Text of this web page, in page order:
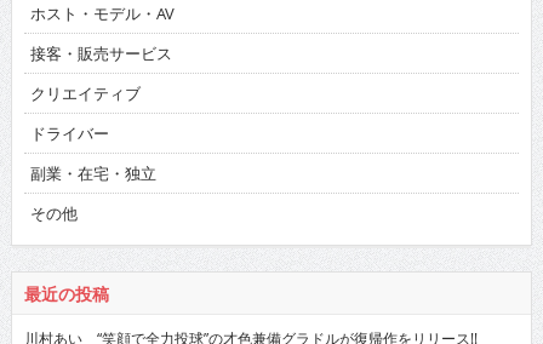
ホスト・モデル・AV
接客・販売サービス
クリエイティブ
ドライバー
副業・在宅・独立
その他
最近の投稿
川村あい “笑顔で全力投球”の才色兼備グラドルが復帰作をリリース!!